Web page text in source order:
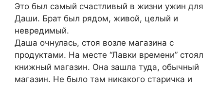
Это был самый счастливый в жизни ужин для
Даши. Брат был рядом, живой, целый и
невредимый.
Даша очнулась, стоя возле магазина с
продуктами. На месте “Лавки времени” стоял
книжный магазин. Она зашла туда, обычный
магазин. Не было там никакого старичка и